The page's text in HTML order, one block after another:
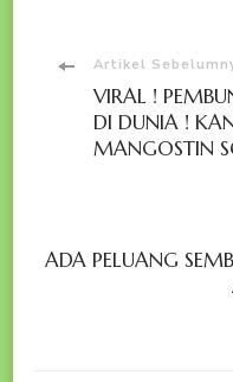
Navigasi
Artikel
Artikel
VIRAL !
DI DUNIA !
MANGOSTIN
ADA PELUANG